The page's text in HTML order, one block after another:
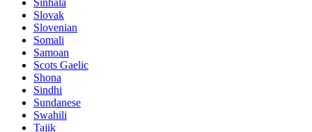
Sinhala
Slovak
Slovenian
Somali
Samoan
Scots Gaelic
Shona
Sindhi
Sundanese
Swahili
Tajik